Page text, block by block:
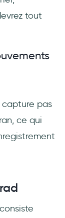
tout
pas
ce qui